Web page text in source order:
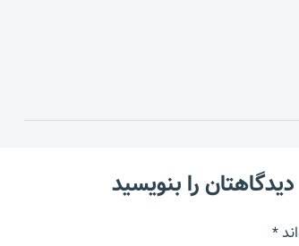
دیدگاهتان را بنویسید
*